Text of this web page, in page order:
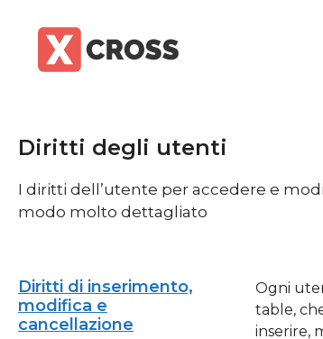
contenuto
Diritti degli utenti
I diritti dell’utente per accedere e
modo molto dettagliato
Diritti di inserimento,
modifica e
cancellazione
Ogni
table,
inserire,